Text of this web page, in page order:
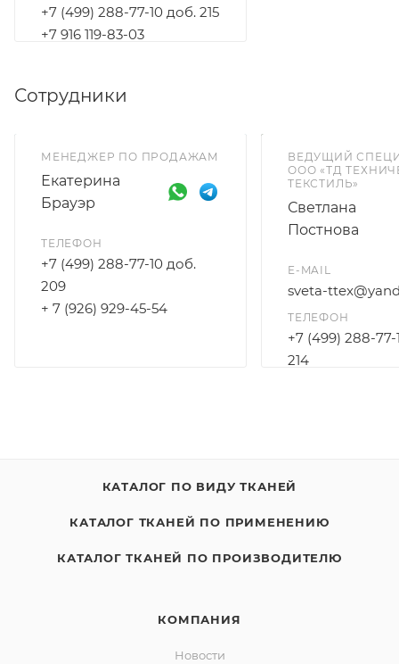
+7 (499) 288-77-10 доб. 215
+7 916 119-83-03
Сотрудники
МЕНЕДЖЕР ПО ПРОДАЖАМ
Екатерина
Брауэр
ТЕЛЕФОН
+7 (499) 288-77-10 доб.
209
+ 7 (926) 929-45-54
ВЕДУЩИЙ
ООО «ТД
ТЕКСТИЛЬ»
Светлана
Постнова
E-MAIL
sveta-
ТЕЛЕФОН
+7 (499) 288-77-
214
КАТАЛОГ ПО ВИДУ ТКАНЕЙ
КАТАЛОГ ТКАНЕЙ ПО ПРИМЕНЕНИЮ
КАТАЛОГ ТКАНЕЙ ПО ПРОИЗВОДИТЕЛЮ
КОМПАНИЯ
Новости